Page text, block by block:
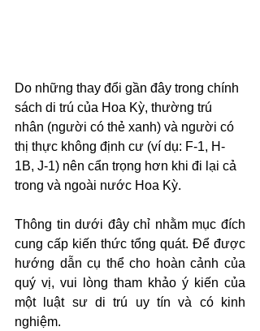
Do những thay đổi gần đây trong chính
sách di trú của Hoa Kỳ, thường trú
nhân (người có thẻ xanh) và người có
thị thực không định cư (ví dụ: F-1, H-
1B, J-1) nên cẩn trọng hơn khi đi lại cả
trong và ngoài nước Hoa Kỳ.
Thông tin dưới đây chỉ nhằm mục đích
cung cấp kiến thức tổng quát. Để được
hướng dẫn cụ thể cho hoàn cảnh của
quý vị, vui lòng tham khảo ý kiến của
một luật sư di trú uy tín và có kinh
nghiệm.